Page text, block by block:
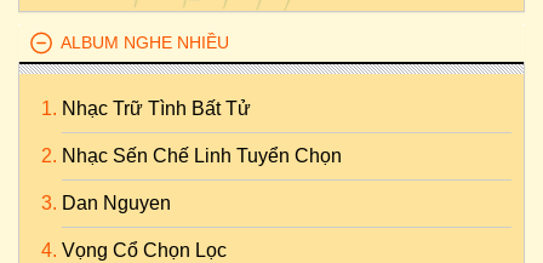
ALBUM NGHE NHIỀU
Nhạc Trữ Tình Bất Tử
Nhạc Sến Chế Linh Tuyển Chọn
Dan Nguyen
Vọng Cổ Chọn Lọc